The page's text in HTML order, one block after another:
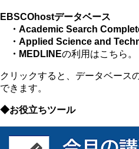
EBSCOhostデータベース
・Academic Search
・Applied Science and
・MEDLINEの利用はこちら。
クリックすると、データベース
できます。
◆お役立ちツール